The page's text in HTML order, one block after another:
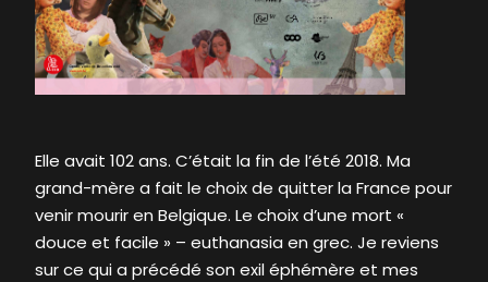
Elle avait 102 ans. C’était la fin de l’été 2018. Ma
grand-mère a fait le choix de quitter la France pour
venir mourir en Belgique. Le choix d’une mort «
douce et facile » – euthanasia en grec. Je reviens
sur ce qui a précédé son exil éphémère et mes